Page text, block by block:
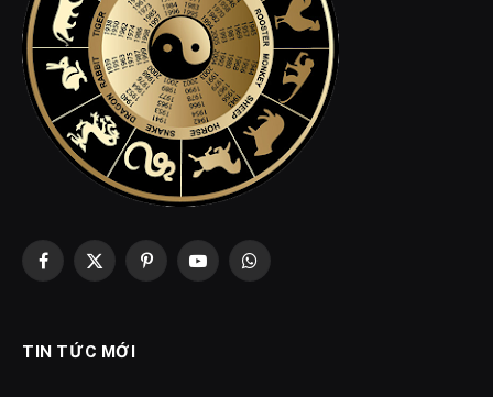
Facebook
X
PinterestYouTubeWhatsApp
TIN TỨC MỚI